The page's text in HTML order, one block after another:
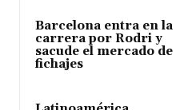
Barcelona entra en la
carrera por Rodri y
sacude el mercado de
fichajes